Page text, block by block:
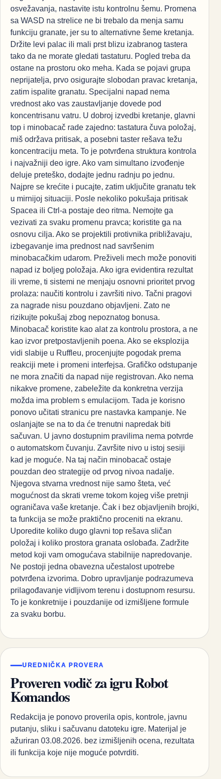
osvežavanja, nastavite istu kontrolnu šemu. Promena
sa WASD na strelice ne bi trebalo da menja samu
funkciju granate, jer su to alternativne šeme kretanja.
Držite levi palac ili mali prst blizu izabranog tastera
tako da ne morate gledati tastaturu. Pogled treba da
ostane na prostoru oko meha. Kada se pojavi grupa
neprijatelja, prvo osigurajte slobodan pravac kretanja,
zatim ispalite granatu. Specijalni napad nema
vrednost ako vas zaustavljanje dovede pod
koncentrisanu vatru. U dobroj izvedbi kretanje, glavni
top i minobacač rade zajedno: tastatura čuva položaj,
miš održava pritisak, a posebni taster rešava težu
koncentraciju meta. To je potvrđena struktura kontrola
i najvažniji deo igre. Ako vam simultano izvođenje
deluje preteško, dodajte jednu radnju po jednu.
Najpre se krećite i pucajte, zatim uključite granatu tek
u mirnijoj situaciji. Posle nekoliko pokušaja pritisak
Spacea ili Ctrl-a postaje deo ritma. Nemojte ga
vezivati za svaku promenu pravca; koristite ga na
osnovu cilja. Ako se projektili protivnika približavaju,
izbegavanje ima prednost nad savršenim
minobacačkim udarom. Preživeli mech može ponoviti
napad iz boljeg položaja. Ako igra evidentira rezultat
ili vreme, ti sistemi ne menjaju osnovni prioritet prvog
prolaza: naučiti kontrolu i završiti nivo. Tačni pragovi
za nagrade nisu pouzdano objavljeni. Zato ne
rizikujte pokušaj zbog nepoznatog bonusa.
Minobacač koristite kao alat za kontrolu prostora, a ne
kao izvor pretpostavljenih poena. Ako se eksplozija
vidi slabije u Ruffleu, procenjujte pogodak prema
reakciji mete i promeni interfejsa. Grafičko odstupanje
ne mora značiti da napad nije registrovan. Ako nema
nikakve promene, zabeležite da konkretna verzija
možda ima problem s emulacijom. Tada je korisno
ponovo učitati stranicu pre nastavka kampanje. Ne
oslanjajte se na to da će trenutni napredak biti
sačuvan. U javno dostupnim pravilima nema potvrde
o automatskom čuvanju. Završite nivo u istoj sesiji
kad je moguće. Na taj način minobacač ostaje
pouzdan deo strategije od prvog nivoa nadalje.
Njegova stvarna vrednost nije samo šteta, već
mogućnost da skrati vreme tokom kojeg više pretnji
ograničava vaše kretanje. Čak i bez objavljenih brojki,
ta funkcija se može praktično proceniti na ekranu.
Uporedite koliko dugo glavni top rešava sličan
položaj i koliko prostora granata oslobađa. Zadržite
metod koji vam omogućava stabilnije napredovanje.
Ne postoji jedna obavezna učestalost upotrebe
potvrđena izvorima. Dobro upravljanje podrazumeva
prilagođavanje vidljivom terenu i dostupnom resursu.
To je konkretnije i pouzdanije od izmišljene formule
za svaku borbu.
UREDNIČKA PROVERA
Proveren vodič za igru Robot
Komandos
Redakcija je ponovo proverila opis, kontrole, javnu
putanju, sliku i sačuvanu datoteku igre. Materijal je
ažuriran 03.08.2026. bez izmišljenih ocena, rezultata
ili funkcija koje nije moguće potvrditi.